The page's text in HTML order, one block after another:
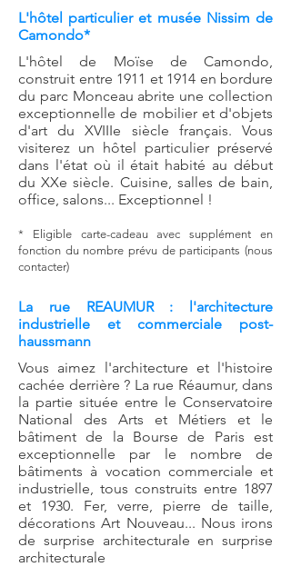
L'hôtel particulier et musée Nissim de
Camondo*
L'hôtel de Moïse de Camondo,
construit entre 1911 et 1914 en bordure
du parc Monceau abrite une collection
exceptionnelle de mobilier et d'objets
d'art du XVIIIe siècle français. Vous
visiterez un hôtel particulier préservé
dans l'état où il était habité au début
du XXe siècle. Cuisine, salles de bain,
office, salons... Exceptionnel !
* Eligibl e carte-cadeau avec supplément en
fonction du nombre prévu de participants (nous
contacter)
La rue REAUMUR : l'architecture
industrielle et commerciale post-
haussmann
Vous aimez l'architecture et l'histoire
cachée derrière ? La rue Réaumur, dans
la partie située entre le Conservatoire
National des Arts et Métiers et le
bâtiment de la Bourse de Paris est
exceptionnelle par le nombre de
bâtiments à vocation commerciale et
industrielle, tous construits entre 1897
et 1930. Fer, verre, pierre de taille,
décorations Art Nouveau... Nous irons
de surprise architecturale en surprise
architecturale